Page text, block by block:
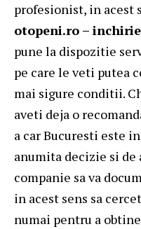
profesionist, in acest
otopeni.ro –
pune la dispozitie
pe care le veti putea
mai sigure conditii.
aveti deja o
a car Bucuresti este
anumita decizie si de
companie sa va
in acest sens sa
numai pentru a